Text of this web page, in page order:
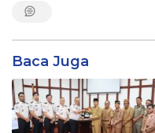
Baca Juga